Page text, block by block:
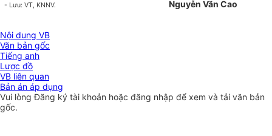
- Lưu: VT, KNNV. Nguyễn Văn Cao
Nội dung VB
Văn bản gốc
Tiếng anh
Lược đồ
VB liên quan
Bản án áp dụng
Vui lòngĐăng ký tài khoản hoặc đăng nhập để xem và tải văn bản
gốc.